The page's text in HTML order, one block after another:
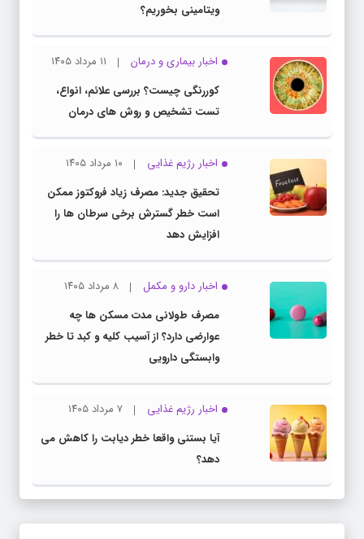
ویتامینی بخوریم؟
اخبار بیماری و درمان
۱۱ مرداد ۱۴۰۵
کوررنگی چیست؟ بررسی علائم، انواع،
تست تشخیص و روش های درمان
اخبار رژیم غذایی
۱۰ مرداد ۱۴۰۵
تحقیق جدید: مصرف زیاد فروکتوز ممکن
است خطر گسترش برخی سرطان ها را
افزایش دهد
اخبار دارو و مکمل
۸ مرداد ۱۴۰۵
مصرف طولانی مدت مسکن ها چه
عوارضی دارد؟ از آسیب کلیه و کبد تا خطر
وابستگی دارویی
اخبار رژیم غذایی
۷ مرداد ۱۴۰۵
آیا بستنی واقعا خطر دیابت را کاهش می
دهد؟